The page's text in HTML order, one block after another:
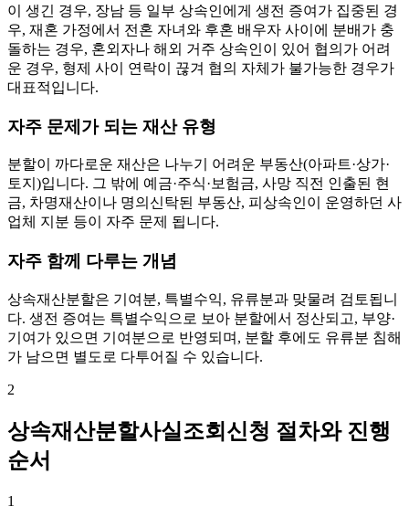
이 생긴 경우, 장남 등 일부 상속인에게 생전 증여가 집중된 경
우, 재혼 가정에서 전혼 자녀와 후혼 배우자 사이에 분배가 충
돌하는 경우, 혼외자나 해외 거주 상속인이 있어 협의가 어려
운 경우, 형제 사이 연락이 끊겨 협의 자체가 불가능한 경우가
대표적입니다.
자주 문제가 되는 재산 유형
분할이 까다로운 재산은 나누기 어려운 부동산(아파트·상가·
토지)입니다. 그 밖에 예금·주식·보험금, 사망 직전 인출된 현
금, 차명재산이나 명의신탁된 부동산, 피상속인이 운영하던 사
업체 지분 등이 자주 문제 됩니다.
자주 함께 다루는 개념
상속재산분할은 기여분, 특별수익, 유류분과 맞물려 검토됩니
다. 생전 증여는 특별수익으로 보아 분할에서 정산되고, 부양·
기여가 있으면 기여분으로 반영되며, 분할 후에도 유류분 침해
가 남으면 별도로 다투어질 수 있습니다.
2
상속재산분할사실조회신청 절차와 진행
순서
1